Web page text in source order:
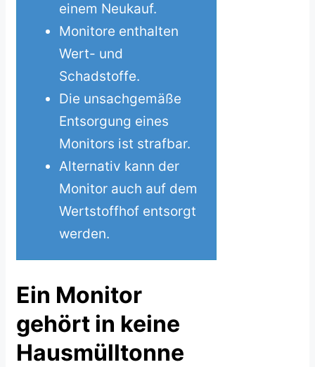
einem Neukauf.
Monitore enthalten
Wert- und
Schadstoffe.
Die unsachgemäße
Entsorgung eines
Monitors ist strafbar.
Alternativ kann der
Monitor auch auf dem
Wertstoffhof entsorgt
werden.
Ein Monitor
gehört in keine
Hausmülltonne